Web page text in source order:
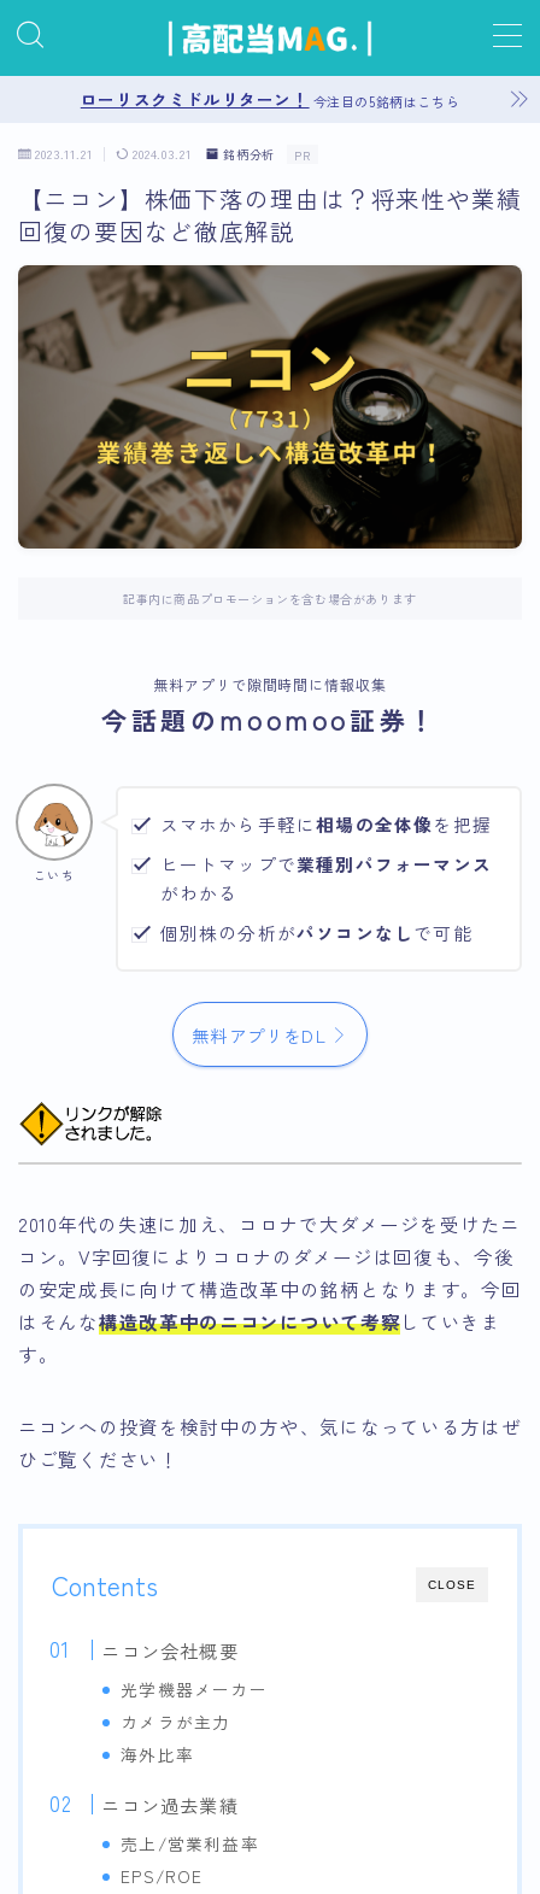
お問い合わせ
プライバシーポリシー
運営者情報
サイトマップ
ローリスクミドルリターン！ 今注目の5銘柄はこちら
2023.11.21 2024.03.21 銘柄分析 PR
【ニコン】株価下落の理由は？将来性や業績
回復の要因など徹底解説
記事内に商品プロモーションを含む場合があります
無料アプリで隙間時間に情報収集
今話題のmoomoo証券！
こいち
スマホから手軽に相場の全体像を把握
ヒートマップで業種別パフォーマンス
がわかる
個別株の分析がパソコンなしで可能
無料アプリをDL
2010年代の失速に加え、コロナで大ダメージを受けたニ
コン。V字回復によりコロナのダメージは回復も、今後
の安定成長に向けて構造改革中の銘柄となります。今回
はそんな構造改革中のニコンについて考察していきま
す。
ニコンへの投資を検討中の方や、気になっている方はぜ
ひご覧ください！
CLOSE
Contents
ニコン会社概要
光学機器メーカー
カメラが主力
海外比率
ニコン過去業績
売上/営業利益率
EPS/ROE